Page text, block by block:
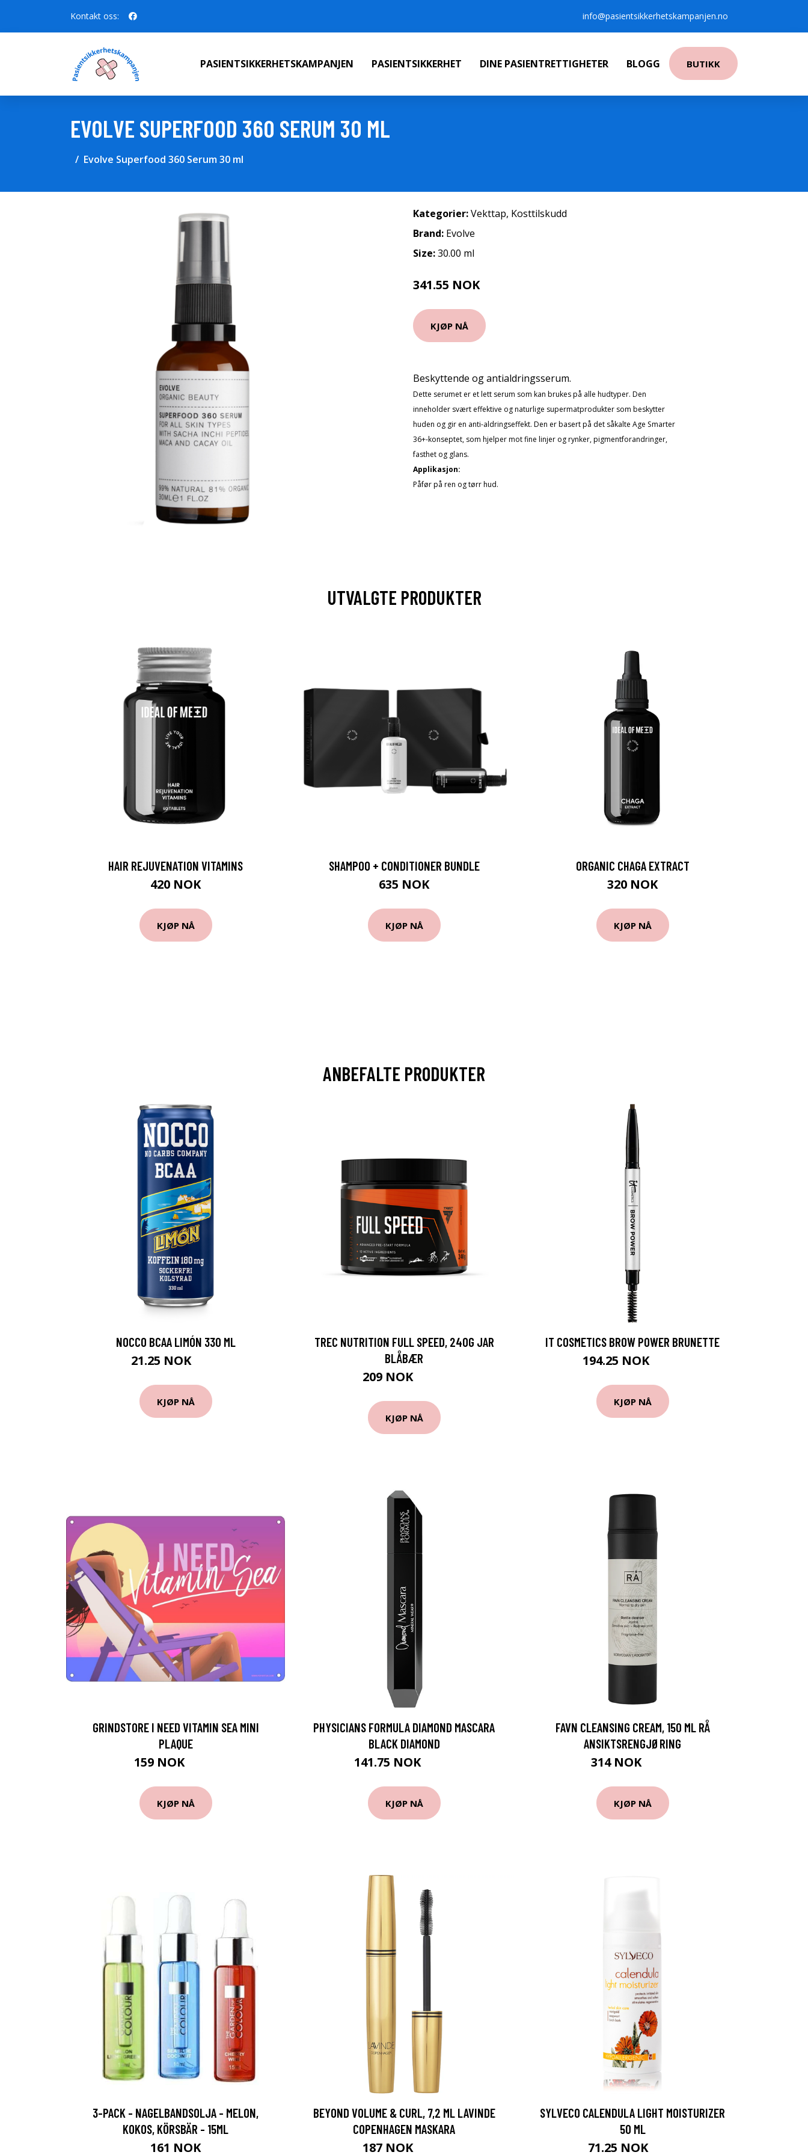
Kontakt oss: info@pasientsikkerhetskampanjen.no
PASIENTSIKKERHETSKAMPANJEN PASIENTSIKKERHET DINE PASIENTRETTIGHETER BLOGG BUTIKK
EVOLVE SUPERFOOD 360 SERUM 30 ML
Evolve Superfood 360 Serum 30 ml
Kategorier:Vekttap, Kosttilskudd
Brand: Evolve
Size:30.00 ml
341.55 NOK
KJØP NÅ
Beskyttende og antialdringsserum.
Dette serumet er et lett serum som kan brukes på alle hudtyper. Den
inneholder svært effektive og naturlige supermatprodukter som beskytter
huden og gir en anti-aldringseffekt. Den er basert på det såkalte Age Smarter
36+-konseptet, som hjelper mot fine linjer og rynker, pigmentforandringer,
fasthet og glans.
Applikasjon:
Påfør på ren og tørr hud.
UTVALGTE PRODUKTER
HAIR REJUVENATION VITAMINS
420 NOK
KJØP NÅ
SHAMPOO + CONDITIONER BUNDLE
635 NOK
KJØP NÅ
ORGANIC CHAGA EXTRACT
320 NOK
KJØP NÅ
ANBEFALTE PRODUKTER
NOCCO BCAA LIMÓN 330 ML
21.25 NOK
KJØP NÅ
TREC NUTRITION FULL SPEED, 240G JAR
BLÅBÆR
209 NOK
KJØP NÅ
IT COSMETICS BROW POWER BRUNETTE
194.25 NOK
KJØP NÅ
GRINDSTORE I NEED VITAMIN SEA MINI
PLAQUE
159 NOK
KJØP NÅ
PHYSICIANS FORMULA DIAMOND MASCARA
BLACK DIAMOND
141.75 NOK
KJØP NÅ
FAVN CLEANSING CREAM, 150 ML RÅ
ANSIKTSRENGJØRING
314 NOK
KJØP NÅ
3-PACK - NAGELBANDSOLJA - MELON,
KOKOS, KÖRSBÄR - 15ML
161 NOK
BEYOND VOLUME & CURL, 7,2 ML LAVINDE
COPENHAGEN MASKARA
187 NOK
SYLVECO CALENDULA LIGHT MOISTURIZER
50 ML
71.25 NOK